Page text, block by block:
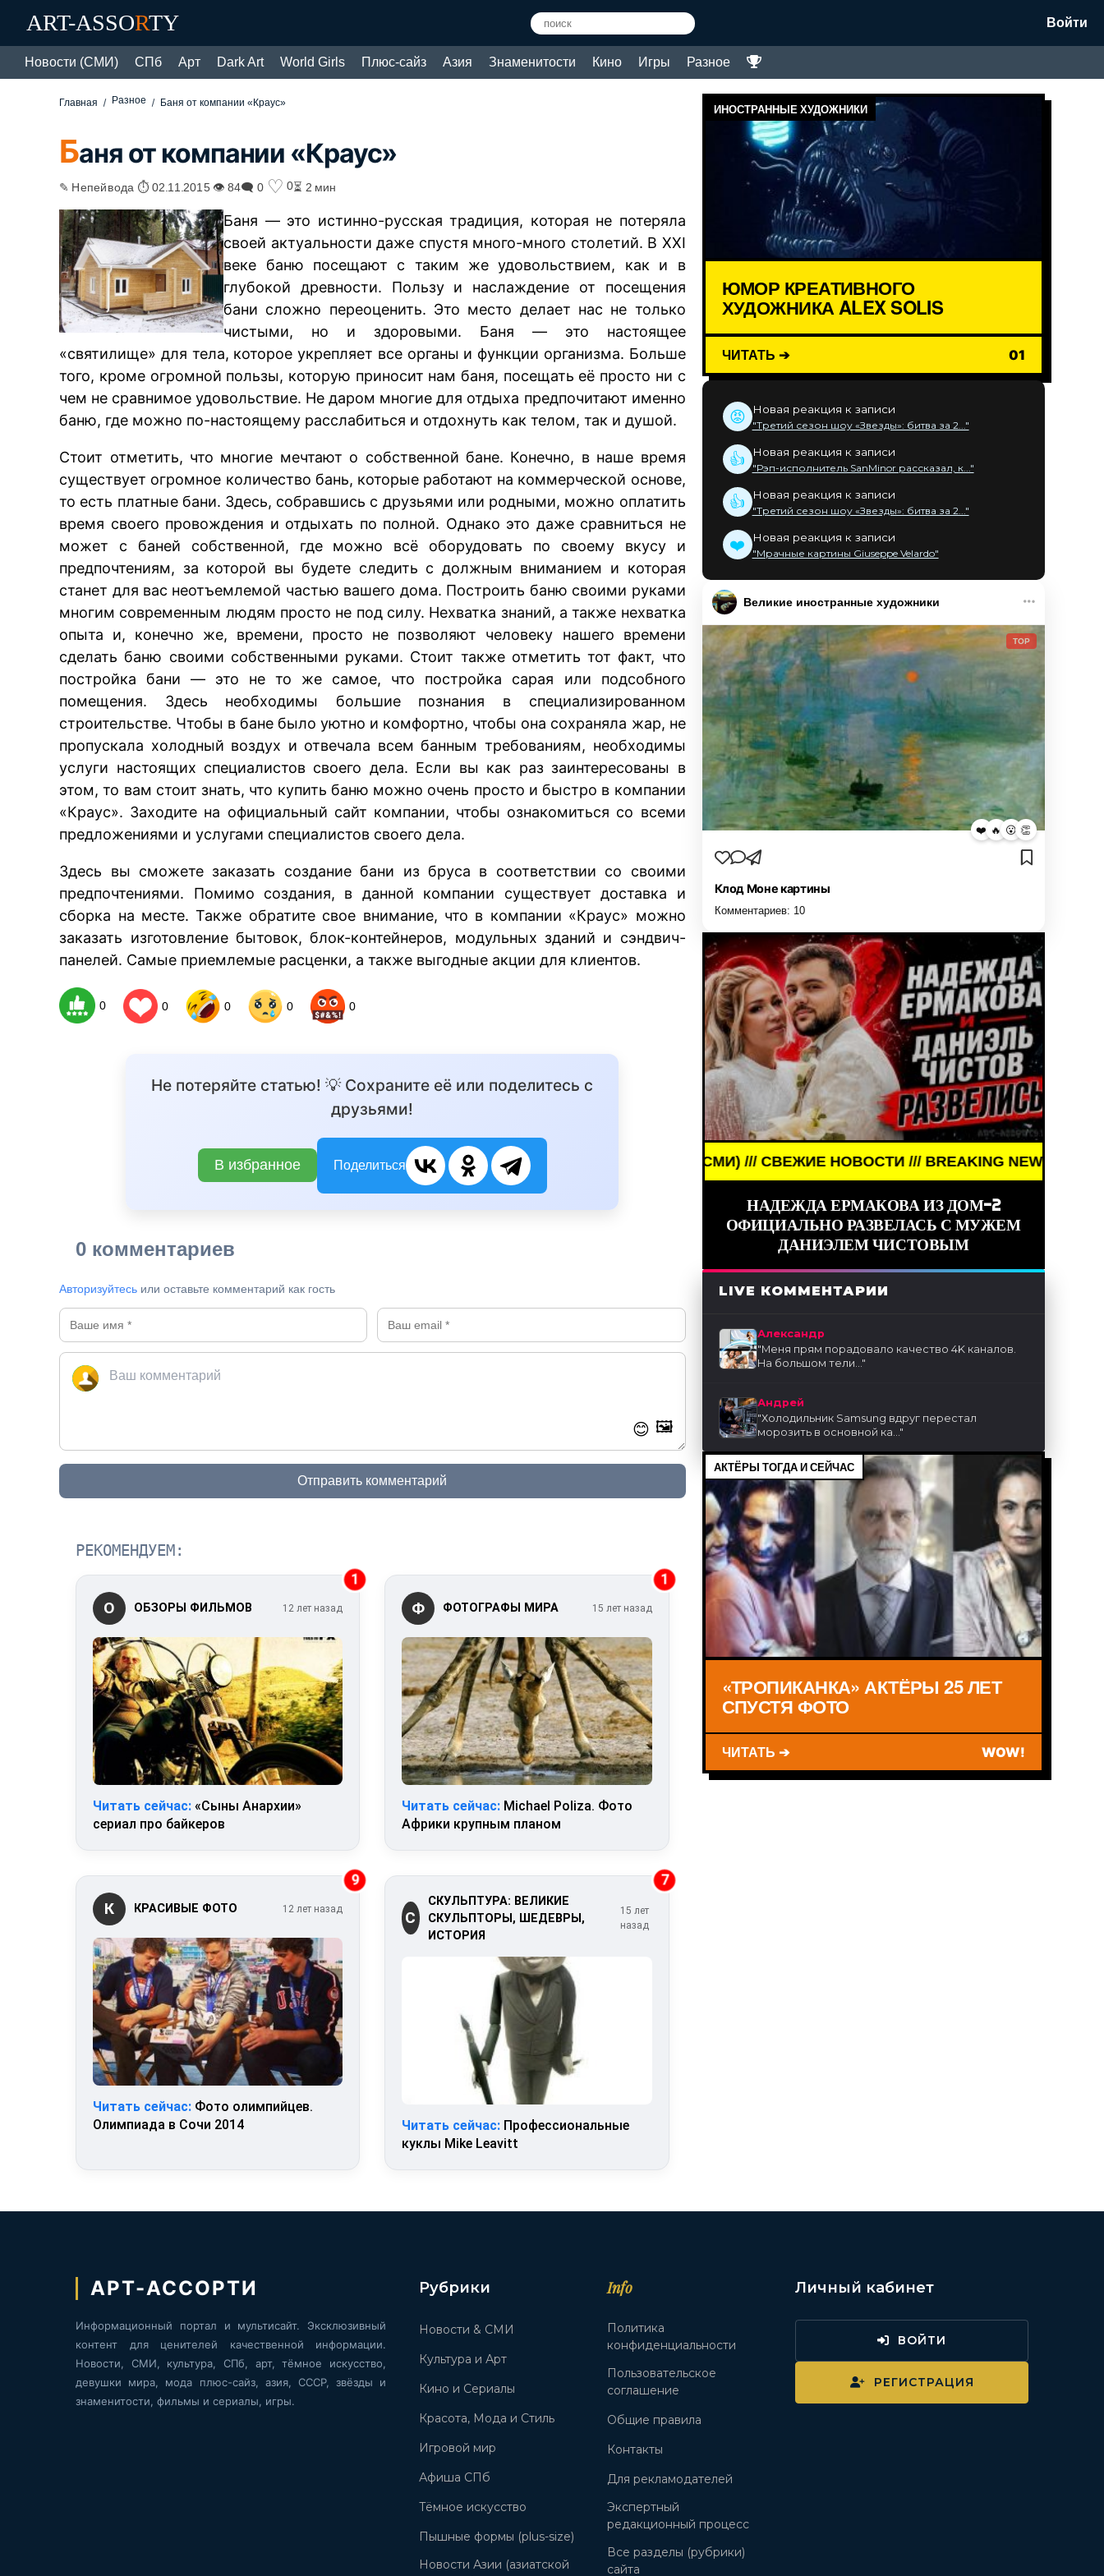
ART-ASSORTY Войти
Новости (СМИ) СПб Арт Dark Art World Girls Плюс-сайз Азия Знаменитости Кино Игры Разное
Главная Разное Баня от компании «Краус»
Баня от компании «Краус»
✎ Непейвода ⏱ 02.11.2015 👁 84🗨 0 ♡ 0⏳ 2 мин
Баня — это истинно-русская традиция, которая не потеряла
своей актуальности даже спустя много-много столетий. В XXI
веке баню посещают с таким же удовольствием, как и в
глубокой древности. Пользу и наслаждение от посещения
бани сложно переоценить. Это место делает нас не только
чистыми, но и здоровыми. Баня — это настоящее
«святилище» для тела, которое укрепляет все органы и функции организма. Больше
того, кроме огромной пользы, которую приносит нам баня, посещать её просто ни с
чем не сравнимое удовольствие. Не даром многие для отдыха предпочитают именно
баню, где можно по-настоящему расслабиться и отдохнуть как телом, так и душой.
Стоит отметить, что многие мечтают о собственной бане. Конечно, в наше время
существует огромное количество бань, которые работают на коммерческой основе,
то есть платные бани. Здесь, собравшись с друзьями или родными, можно оплатить
время своего провождения и отдыхать по полной. Однако это даже сравниться не
может с баней собственной, где можно всё оборудовать по своему вкусу и
предпочтениям, за которой вы будете следить с должным вниманием и которая
станет для вас неотъемлемой частью вашего дома. Построить баню своими руками
многим современным людям просто не под силу. Нехватка знаний, а также нехватка
опыта и, конечно же, времени, просто не позволяют человеку нашего времени
сделать баню своими собственными руками. Стоит также отметить тот факт, что
постройка бани — это не то же самое, что постройка сарая или подсобного
помещения. Здесь необходимы большие познания в специализированном
строительстве. Чтобы в бане было уютно и комфортно, чтобы она сохраняла жар, не
пропускала холодный воздух и отвечала всем банным требованиям, необходимы
услуги настоящих специалистов своего дела. Если вы как раз заинтересованы в
этом, то вам стоит знать, что купить баню можно очень просто и быстро в компании
«Краус». Заходите на официальный сайт компании, чтобы ознакомиться со всеми
предложениями и услугами специалистов своего дела.
Здесь вы сможете заказать создание бани из бруса в соответствии со своими
предпочтениями. Помимо создания, в данной компании существует доставка и
сборка на месте. Также обратите свое внимание, что в компании «Краус» можно
заказать изготовление бытовок, блок-контейнеров, модульных зданий и сэндвич-
панелей. Самые приемлемые расценки, а также выгодные акции для клиентов.
0 0 0 0 0
Не потеряйте статью! 💡 Сохраните её или поделитесь с
друзьями!
В избранное Поделиться
0 комментариев
Авторизуйтесь или оставьте комментарий как гость
😊 🖼️
Отправить комментарий
РЕКОМЕНДУЕМ:
1
О ОБЗОРЫ ФИЛЬМОВ 12 лет назад
Читать сейчас: «Сыны Анархии»
сериал про байкеров
1
Ф ФОТОГРАФЫ МИРА 15 лет назад
Читать сейчас: Michael Poliza. Фото
Африки крупным планом
9
К КРАСИВЫЕ ФОТО 12 лет назад
Читать сейчас: Фото олимпийцев.
Олимпиада в Сочи 2014
7
С
СКУЛЬПТУРА: ВЕЛИКИЕ
СКУЛЬПТОРЫ, ШЕДЕВРЫ,
ИСТОРИЯ
15 лет
назад
Читать сейчас: Профессиональные
куклы Mike Leavitt
ИНОСТРАННЫЕ ХУДОЖНИКИ
ЮМОР КРЕАТИВНОГО
ХУДОЖНИКА ALEX SOLIS
ЧИТАТЬ ➔ 01
😡 Новая реакция к записи
"Третий сезон шоу «Звезды»: битва за 2..."
👍 Новая реакция к записи
"Рэп-исполнитель SanMinor рассказал, к..."
👍 Новая реакция к записи
"Третий сезон шоу «Звезды»: битва за 2..."
❤️ Новая реакция к записи
"Мрачные картины Giuseppe Velardo"
Великие иностранные художники
TOP
❤️ 🔥 😮 👏
Клод Моне картины
Комментариев: 10
BREAKING NEWS /// НОВОСТИ (СМИ) /// СВЕЖИЕ НОВОСТИ /// BREAKING NEWS /// НОВОСТИ
НАДЕЖДА ЕРМАКОВА ИЗ ДОМ-2
ОФИЦИАЛЬНО РАЗВЕЛАСЬ С МУЖЕМ
ДАНИЭЛЕМ ЧИСТОВЫМ
LIVE КОММЕНТАРИИ
Александр
"Меня прям порадовало качество 4K каналов.
На большом тели..."
Андрей
"Холодильник Samsung вдруг перестал
морозить в основной ка..."
АКТЁРЫ ТОГДА И СЕЙЧАС
«ТРОПИКАНКА» АКТЁРЫ 25 ЛЕТ
СПУСТЯ ФОТО
ЧИТАТЬ ➔ WOW!
АРТ-АССОРТИ
Информационный портал и мультисайт. Эксклюзивный
контент для ценителей качественной информации.
Новости, СМИ, культура, СПб, арт, тёмное искусство,
девушки мира, мода плюс-сайз, азия, СССР, звёзды и
знаменитости, фильмы и сериалы, игры.
Рубрики
Новости & СМИ
Культура и Арт
Кино и Сериалы
Красота, Мода и Стиль
Игровой мир
Афиша СПб
Тёмное искусство
Пышные формы (plus-size)
Новости Азии (азиатской
Info
Политика
конфиденциальности
Пользовательское
соглашение
Общие правила
Контакты
Для рекламодателей
Экспертный
редакционный процесс
Все разделы (рубрики)
сайта
Личный кабинет
ВОЙТИ
РЕГИСТРАЦИЯ